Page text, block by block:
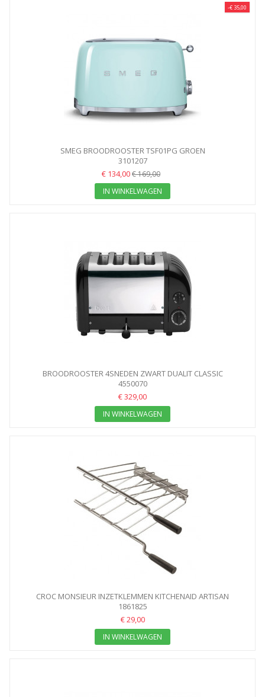
-€ 35,00
SMEG BROODROOSTER TSF01PG GROEN
3101207
€ 134,00€ 169,00
IN WINKELWAGEN
BROODROOSTER 4SNEDEN ZWART DUALIT CLASSIC
4550070
€ 329,00
IN WINKELWAGEN
CROC MONSIEUR INZETKLEMMEN KITCHENAID ARTISAN
BROODROOSTER
1861825
€ 29,00
IN WINKELWAGEN